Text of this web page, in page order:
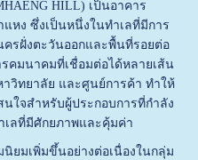
HILL) เป็นอาคาร
หง ซึ่งเป็นหนึ่งในทำเลที่มีการ
ครฝั่งตะวันออกและพื้นที่รอยต่อ
คมนาคมที่เชื่อมต่อได้หลายเส้น
วิทยาลัย และศูนย์การค้า ทำให้
ใจสำหรับผู้ประกอบการที่กำลัง
เลที่มีศักยภาพและคุ้มค่า
ยมเพิ่มขึ้นอย่างต่อเนื่องในกลุ่ม